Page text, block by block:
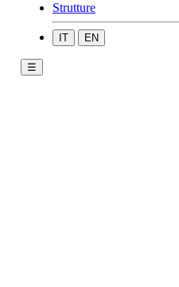
Strutture
IT EN
☰